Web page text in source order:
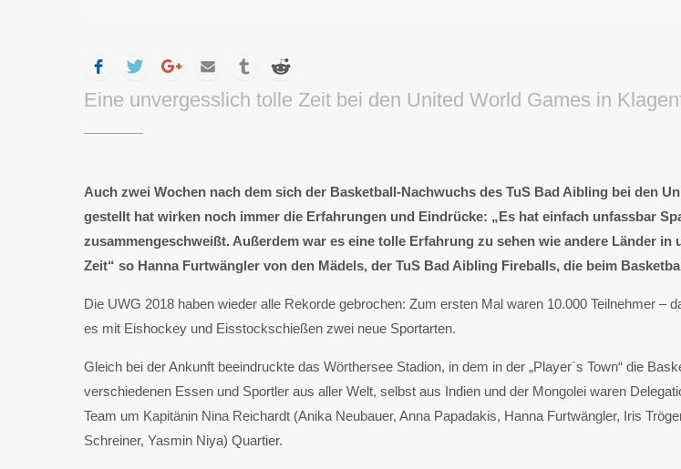
Facebook
Twitter Google+Mail tumblr
Eine unvergesslich tolle Zeit bei den United World Games in
Auch zwei Wochen nach dem sich der Basketball-Nachwuchs des TuS Bad Aibling bei den
gestellt hat wirken noch immer die Erfahrungen und Eindrücke: „Es hat einfach unfassbar
zusammengeschweißt. Außerdem war es eine tolle Erfahrung zu sehen wie andere Länder
Zeit“ so Hanna Furtwängler von den Mädels, der TuS Bad Aibling Fireballs, die beim
Die UWG 2018 haben wieder alle Rekorde gebrochen: Zum ersten Mal waren 10.000 Teilnehmer –
es mit Eishockey und Eisstockschießen zwei neue Sportarten.
Gleich bei der Ankunft beeindruckte das Wörthersee Stadion, in dem in der „Player´s Town“ die
verschiedenen Essen und Sportler aus aller Welt, selbst aus Indien und der Mongolei waren
Team um Kapitänin Nina Reichardt (Anika Neubauer, Anna Papadakis, Hanna Furtwängler, Iris
Schreiner, Yasmin Niya) Quartier.